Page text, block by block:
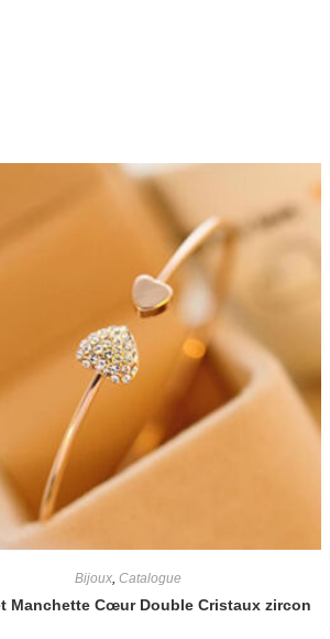
Bijoux ,Catalogue
Manchette Cœur Double Cristaux zircon